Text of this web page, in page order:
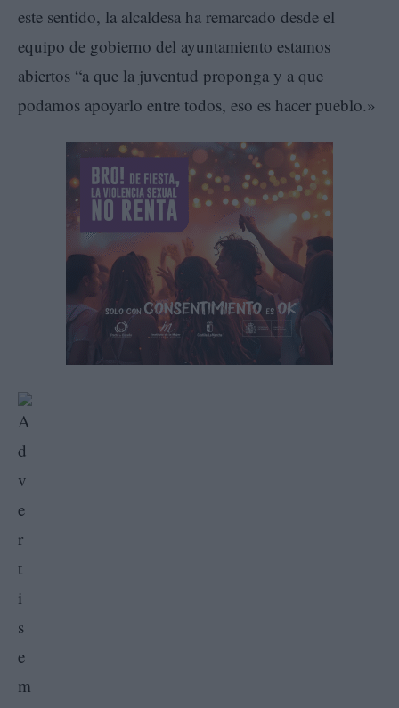
este sentido, la alcaldesa ha remarcado desde el
equipo de gobierno del ayuntamiento estamos
abiertos “a que la juventud proponga y a que
podamos apoyarlo entre todos, eso es hacer pueblo.»